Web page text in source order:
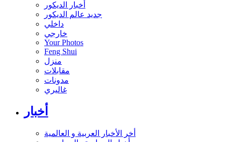
أخبار الديكور
جديد عالم الديكور
داخلي
خارجي
Your Photos
Feng Shui
منزل
مقابلات
مدونات
غاليري
أخبار
أخر الأخبار العربية و العالمية